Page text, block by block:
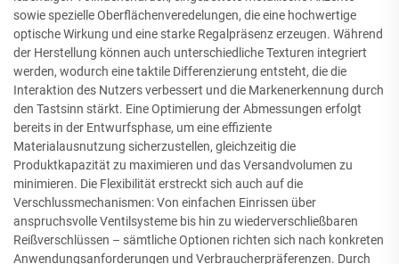
sowie spezielle Oberflächenveredelungen, die eine hochwertige
optische Wirkung und eine starke Regalpräsenz erzeugen. Während
der Herstellung können auch unterschiedliche Texturen integriert
werden, wodurch eine taktile Differenzierung entsteht, die die
Interaktion des Nutzers verbessert und die Markenerkennung durch
den Tastsinn stärkt. Eine Optimierung der Abmessungen erfolgt
bereits in der Entwurfsphase, um eine effiziente
Materialausnutzung sicherzustellen, gleichzeitig die
Produktkapazität zu maximieren und das Versandvolumen zu
minimieren. Die Flexibilität erstreckt sich auch auf die
Verschlussmechanismen: Von einfachen Einrissen über
anspruchsvolle Ventilsysteme bis hin zu wiederverschließbaren
Reißverschlüssen – sämtliche Optionen richten sich nach konkreten
Anwendungsanforderungen und Verbraucherpräferenzen. Durch